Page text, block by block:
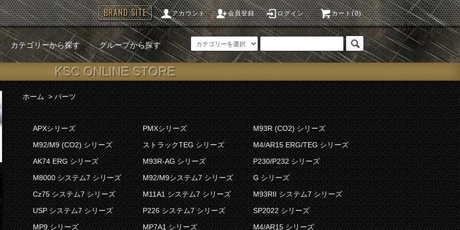
アカウント 会員登録 ログイン カート(0)
BRAND SITE
カテゴリーから探す グループから探す
KSC ONLINE STORE
ホーム >パーツ
APXシリーズ PMXシリーズ
M93R (CO2) シリーズ
M92/M9 (CO2) シリーズ
ストラックTEG シリーズ
M4/AR15 ERG/TEG シリーズ
AK74 ERG シリーズ
M93R-AG シリーズ
P230/P232 シリーズ
M8000 システム7 シリーズ
M92/M9システム7 シリーズ
G シリーズ
Cz75 システム7 シリーズ
M11A1 システム7 シリーズ
M93RII システム7 シリーズ
USP システム7 シリーズ
P226 システム7 シリーズ
SP2022 シリーズ
MP9 シリーズ
MP7A1 シリーズ M4/AR15 シリーズ